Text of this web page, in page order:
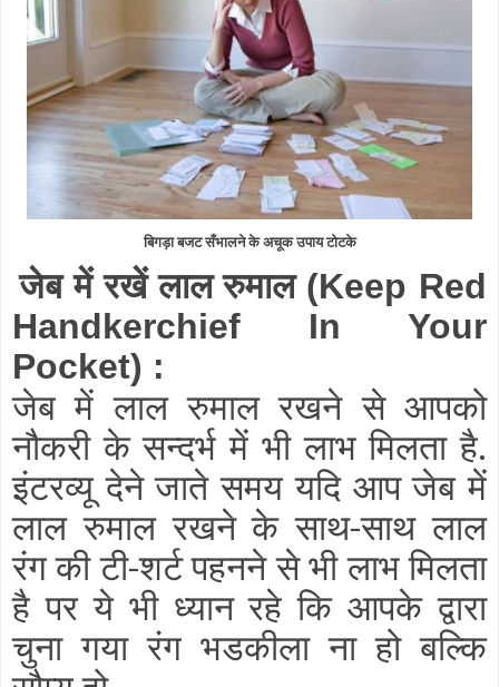
बिगड़ा बजट सँभालने के अचूक उपाय टोटके
जेब में रखें लाल रुमाल (Keep Red
Handkerchief In Your
Pocket) :
जेब में लाल रुमाल रखने से आपको
नौकरी के सन्दर्भ में भी लाभ मिलता है.
इंटरव्यू देने जाते समय यदि आप जेब में
लाल रुमाल रखने के साथ-साथ लाल
रंग की टी-शर्ट पहनने से भी लाभ मिलता
है पर ये भी ध्यान रहे कि आपके द्वारा
चुना गया रंग भडकीला ना हो बल्कि